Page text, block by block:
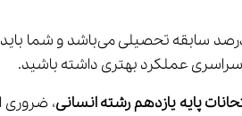
سراسری عملکرد بهتری داشته باشید.
پایه یازدهم رشته انسانی، ضروری